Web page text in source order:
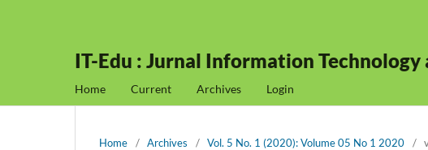
IT-Edu : Jurnal Information Technology
Home Current Archives Login
Home / Archives / Vol. 5 No. 1 (2020): Volume 05 No 1 2020 /